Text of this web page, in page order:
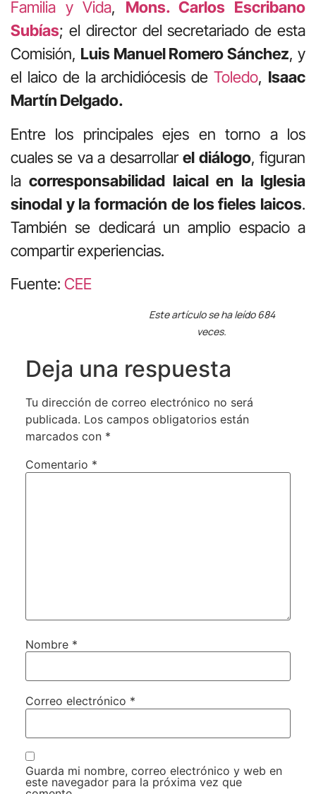
Familia y Vida, Mons. Carlos Escribano
Subías; el director del secretariado de esta
Comisión, Luis Manuel Romero Sánchez, y
el laico de la archidiócesis deToledo, Isaac
Martín Delgado.
Entre los principales ejes en torno a los
cuales se va a desarrollarel diálogo, figuran
lacorresponsabilidad laical en la Iglesia
sinodal y la formación de los fieles laicos.
También se dedicará un amplio espacio a
compartir experiencias.
Fuente: CEE
Este artículo se ha leído 684
veces.
Deja una respuesta
Tu dirección de correo electrónico no será
publicada. Los campos obligatorios están
marcados con *
Comentario *
Nombre *
Correo electrónico *
Guarda mi nombre, correo electrónico y web en
este navegador para la próxima vez que